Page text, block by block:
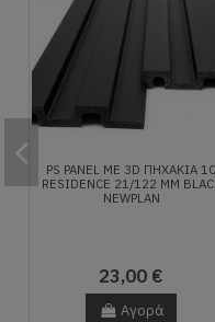
PS PANEL ΜΕ 3D ΠΗΧΑΚΙΑ 10
RESIDENCE 21/122 MM
NEWPLAN
23,00 €
Αγορά